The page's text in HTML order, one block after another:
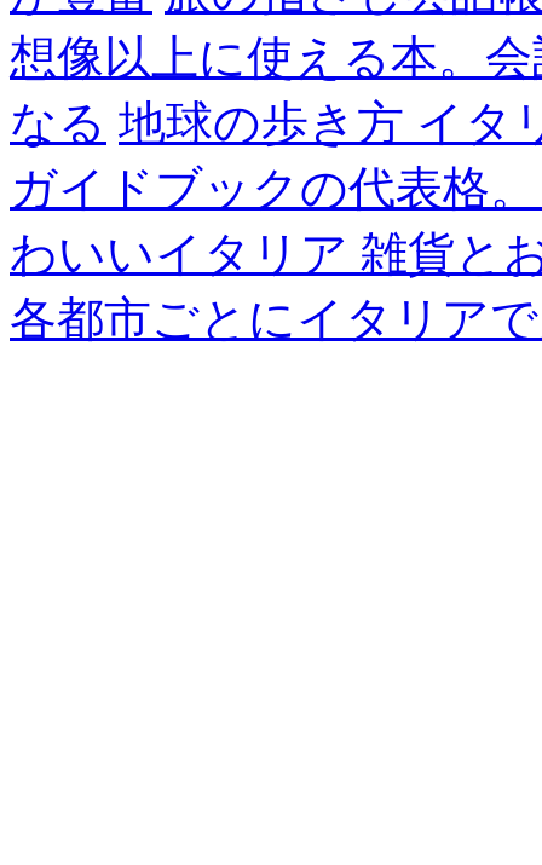
想像以上に使える本。
なる 地球の歩き方 イタ
ガイドブックの代表格
わいいイタリア 雑貨と
各都市ごとにイタリア